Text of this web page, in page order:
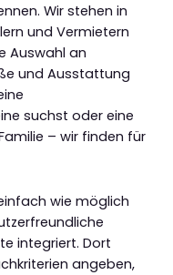
Wir stehen in
und Vermietern
Auswahl an
und Ausstattung
suchst oder eine
– wir finden für
wie möglich
integriert. Dort
angeben,